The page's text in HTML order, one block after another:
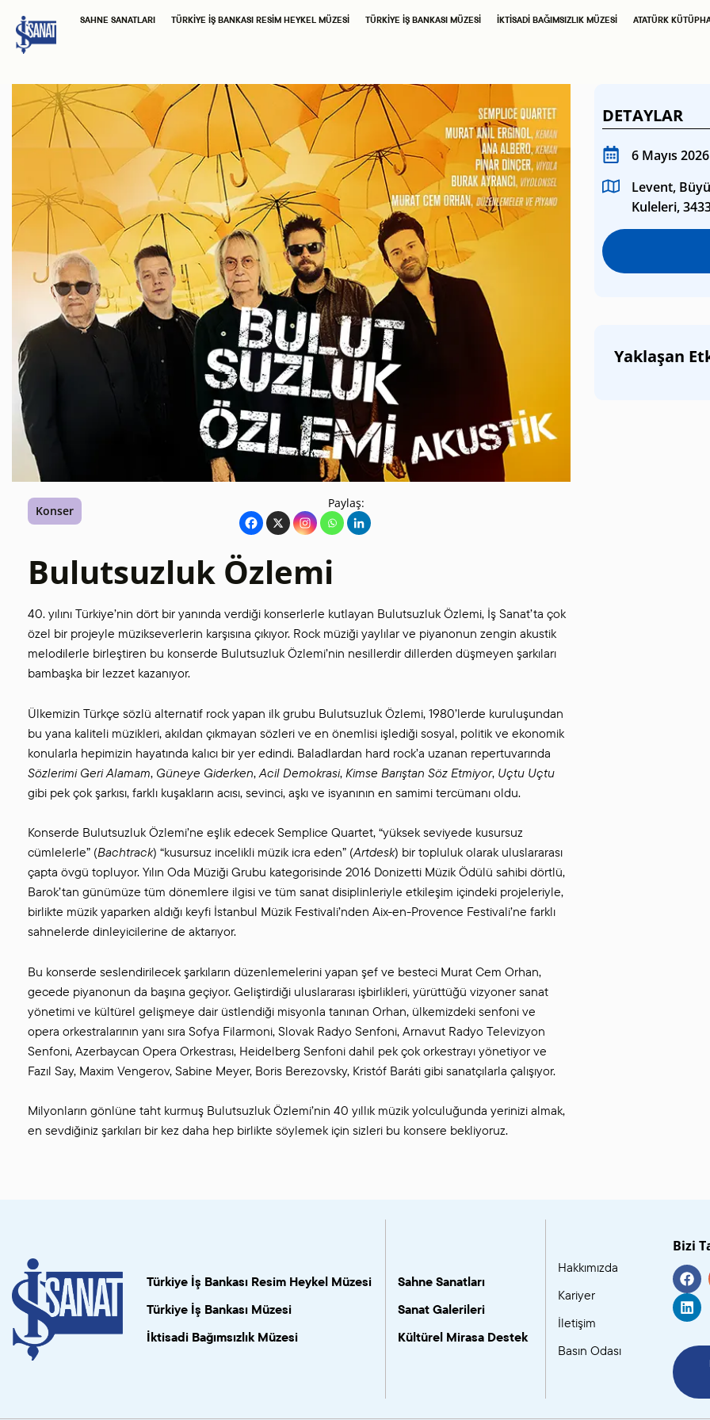
SAHNE SANATLARI TÜRKIYE İŞ BANKASI RESIM HEYKEL MÜZESI TÜRKIYE İŞ BANKASI MÜZESI İKTISADI BAĞIMSIZLIK MÜZESI ATATÜRK
SAHNE SANATLARI
RESIM HEYKEL MÜZESI
TÜRKIYE İŞ BANKASI
MÜZESI
İKTISADI BAĞIMSIZLIK
MÜZESI
ATATÜRK
KÜTÜPHANESI
SANAT GALERILERI
KÜLTÜREL MIRASA
DESTEK
Konser
Paylaş:
Bulutsuzluk Özlemi
40. yılını Türkiye’nin dört bir yanında verdiği konserlerle kutlayan Bulutsuzluk Özlemi, İş Sanat’ta çok
özel bir projeyle müzikseverlerin karşısına çıkıyor. Rock müziği yaylılar ve piyanonun zengin akustik
melodilerle birleştiren bu konserde Bulutsuzluk Özlemi’nin nesillerdir dillerden düşmeyen şarkıları
bambaşka bir lezzet kazanıyor.
Ülkemizin Türkçe sözlü alternatif rock yapan ilk grubu Bulutsuzluk Özlemi, 1980’lerde kuruluşundan
bu yana kaliteli müzikleri, akıldan çıkmayan sözleri ve en önemlisi işlediği sosyal, politik ve ekonomik
konularla hepimizin hayatında kalıcı bir yer edindi. Baladlardan hard rock’a uzanan repertuvarında
Sözlerimi Geri Alamam, Güneye Giderken, Acil Demokrasi, Kimse Barıştan Söz Etmiyor, Uçtu Uçtu
gibi pek çok şarkısı, farklı kuşakların acısı, sevinci, aşkı ve isyanının en samimi tercümanı oldu.
Konserde Bulutsuzluk Özlemi’ne eşlik edecek Semplice Quartet, “yüksek seviyede kusursuz
cümlelerle” (Bachtrack) “kusursuz incelikli müzik icra eden” (Artdesk) bir topluluk olarak uluslararası
çapta övgü topluyor. Yılın Oda Müziği Grubu kategorisinde 2016 Donizetti Müzik Ödülü sahibi dörtlü,
Barok’tan günümüze tüm dönemlere ilgisi ve tüm sanat disiplinleriyle etkileşim içindeki projeleriyle,
birlikte müzik yaparken aldığı keyfi İstanbul Müzik Festivali’nden Aix-en-Provence Festivali’ne farklı
sahnelerde dinleyicilerine de aktarıyor.
Bu konserde seslendirilecek şarkıların düzenlemelerini yapan şef ve besteci Murat Cem Orhan,
gecede piyanonun da başına geçiyor. Geliştirdiği uluslararası işbirlikleri, yürüttüğü vizyoner sanat
yönetimi ve kültürel gelişmeye dair üstlendiği misyonla tanınan Orhan, ülkemizdeki senfoni ve
opera orkestralarının yanı sıra Sofya Filarmoni, Slovak Radyo Senfoni, Arnavut Radyo Televizyon
Senfoni, Azerbaycan Opera Orkestrası, Heidelberg Senfoni dahil pek çok orkestrayı yönetiyor ve
Fazıl Say, Maxim Vengerov, Sabine Meyer, Boris Berezovsky, Kristóf Baráti gibi sanatçılarla çalışıyor.
Milyonların gönlüne taht kurmuş Bulutsuzluk Özlemi’nin 40 yıllık müzik yolculuğunda yerinizi almak,
en sevdiğiniz şarkıları bir kez daha hep birlikte söylemek için sizleri bu konsere bekliyoruz.
DETAYLAR
6 Mayıs
Levent,
Kuleleri,
Yaklaşan
Türkiye İş Bankası Resim Heykel Müzesi
Türkiye İş Bankası Müzesi
İktisadi Bağımsızlık Müzesi
Sahne Sanatları
Sanat Galerileri
Kültürel Mirasa Destek
Hakkımızda
Kariyer
İletişim
Basın Odası
Bizi